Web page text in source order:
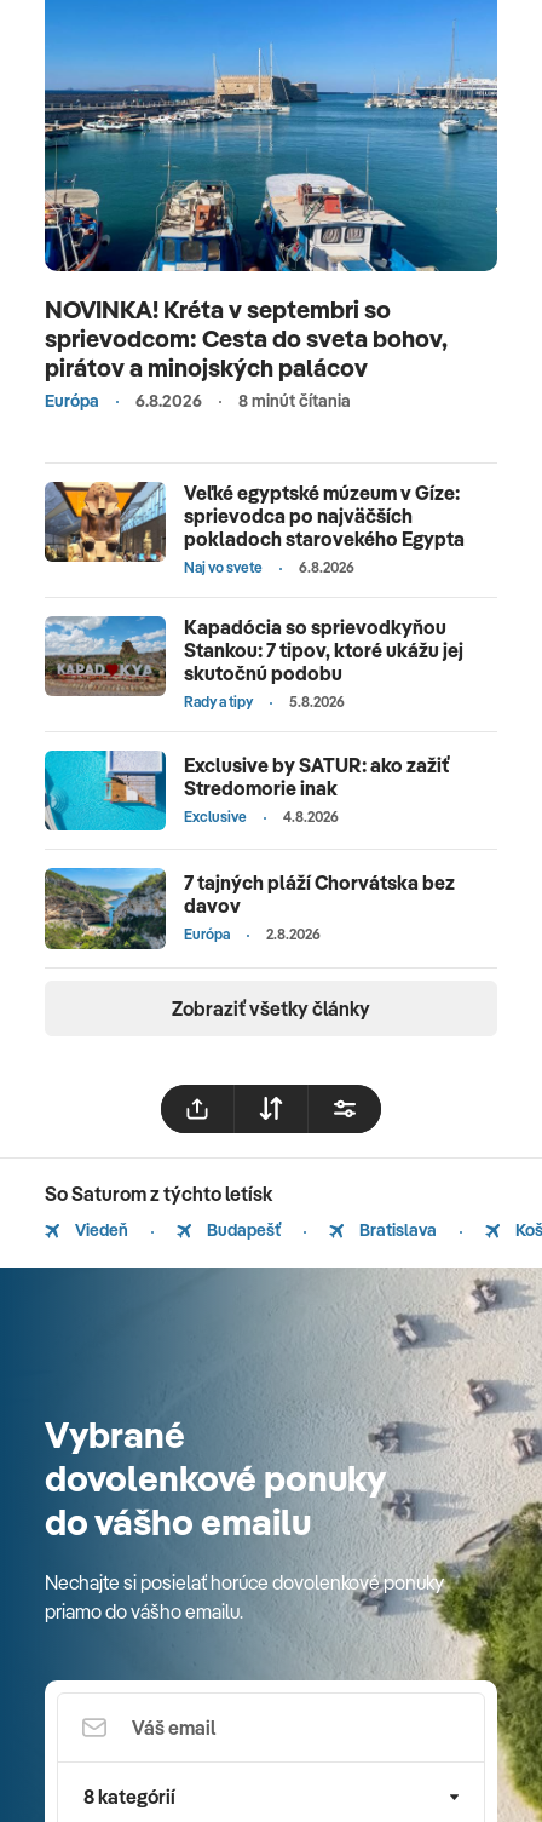
NOVINKA! Kréta v septembri so
sprievodcom: Cesta do sveta bohov,
pirátov a minojských palácov
Európa 6.8.2026 8 minút čítania
Veľké egyptské múzeum v Gíze:
sprievodca po najväčších
pokladoch starovekého Egypta
Naj vo svete 6.8.2026
Kapadócia so sprievodkyňou
Stankou: 7 tipov, ktoré ukážu jej
skutočnú podobu
Rady a tipy 5.8.2026
Exclusive by SATUR: ako zažiť
Stredomorie inak
Exclusive 4.8.2026
7 tajných pláží Chorvátska bez
davov
Európa 2.8.2026
Zobraziť všetky články
So Saturom z týchto letísk
Viedeň Budapešť Bratislava
Vybrané
dovolenkové ponuky
do vášho emailu
Nechajte si posielať horúce dovolenkové ponuky
priamo do vášho emailu.
8 kategórií